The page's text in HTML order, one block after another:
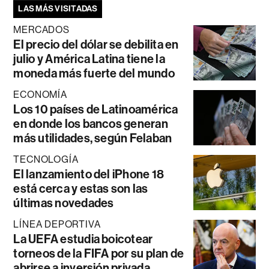
LAS MÁS VISITADAS
MERCADOS
El precio del dólar se debilita en
julio y América Latina tiene la
moneda más fuerte del mundo
ECONOMÍA
Los 10 países de Latinoamérica
en donde los bancos generan
más utilidades, según Felaban
TECNOLOGÍA
El lanzamiento del iPhone 18
está cerca y estas son las
últimas novedades
LÍNEA DEPORTIVA
La UEFA estudia boicotear
torneos de la FIFA por su plan de